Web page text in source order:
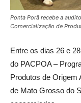
Ponta Porã recebe a
Comercialização de
Entre os dias 26 e
do PACPOA –
Produtos de Origem
de Mato Grosso do